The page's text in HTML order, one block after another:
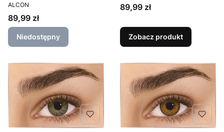
PRODUCENT
ALCON
Cena
89,99 zł
Niedostępny
Cena
89,99 zł
Zobacz produkt